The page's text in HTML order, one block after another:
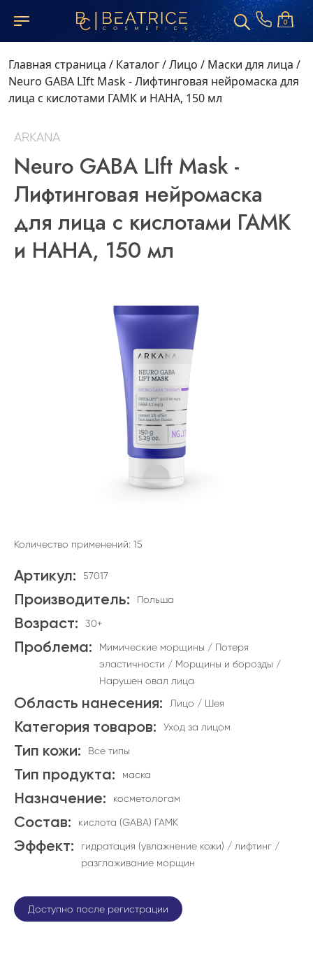
0
Главная страница / Каталог/Лицо / Маски для лица /
Neuro GABA LIft Mask - Лифтинговая нейромаска для
лица с кислотами ГАМК и НАНА, 150 мл
ARKANA
Neuro GABA LIft Mask -
Лифтинговая нейромаска
для лица с кислотами ГАМК
и НАНА, 150 мл
Количество применений: 15
Артикул: 57017
Производитель: Польша
Возраст: 30+
Проблема:
Мимические морщины / Потеря
эластичности / Морщины и борозды /
Нарушен овал лица
Область нанесения: Лицо / Шея
Категория товаров: Уход за лицом
Тип кожи: Все типы
Тип продукта: маска
Назначение: косметологам
Состав: кислота (GABA) ГАМК
Эффект:
гидратация (увлажнение кожи) / лифтинг /
разглаживание морщин
Доступно после регистрации